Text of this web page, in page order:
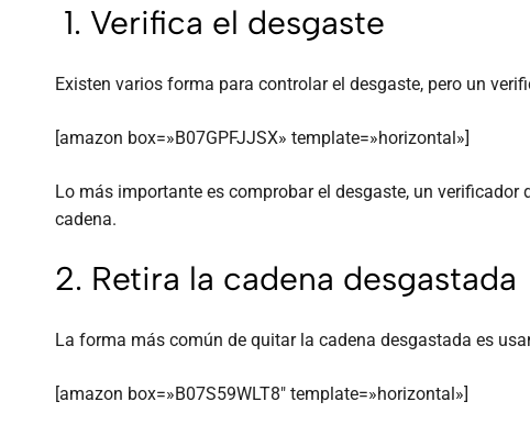
1. Verifica el desgaste
Existen varios forma para controlar el desgaste, pero un
[amazon box=»B07GPFJJSX» template=»horizontal»]
Lo más importante es comprobar el desgaste, un
cadena.
2. Retira la cadena desgastada
La forma más común de quitar la cadena desgastada es
[amazon box=»B07S59WLT8″ template=»horizontal»]